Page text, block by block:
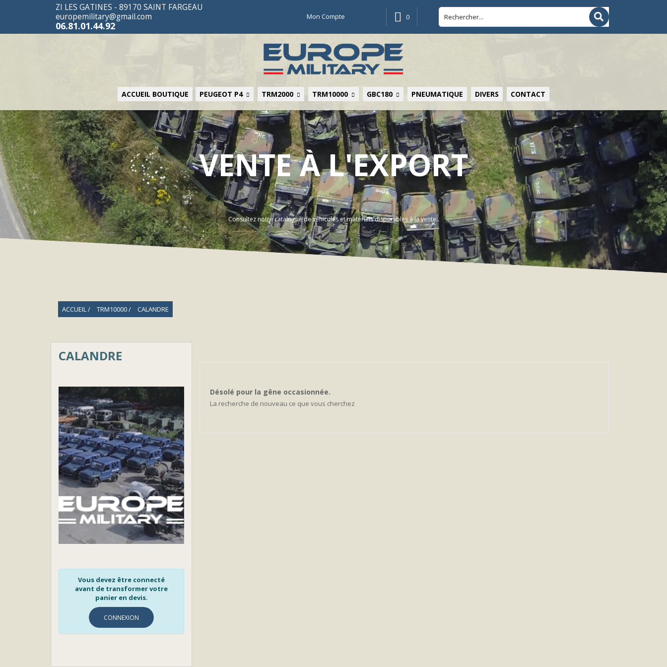
ZI LES GATINES - 89170 SAINT FARGEAU
europemilitary@gmail.com
06.81.01.44.92
Mon Compte 0
ACCUEIL BOUTIQUE PEUGEOT P4 TRM2000 TRM10000 GBC180 PNEUMATIQUE DIVERS CONTACT
VENTE À L'EXPORT
Consultez notre catalogue de véhicules et matériels disponibles à la vente..
ACCUEIL TRM10000 CALANDRE
CALANDRE
Vous devez être connecté
avant de transformer votre
panier en devis.
CONNEXION
Désolé pour la gêne occasionnée.
La recherche de nouveau ce que vous cherchez